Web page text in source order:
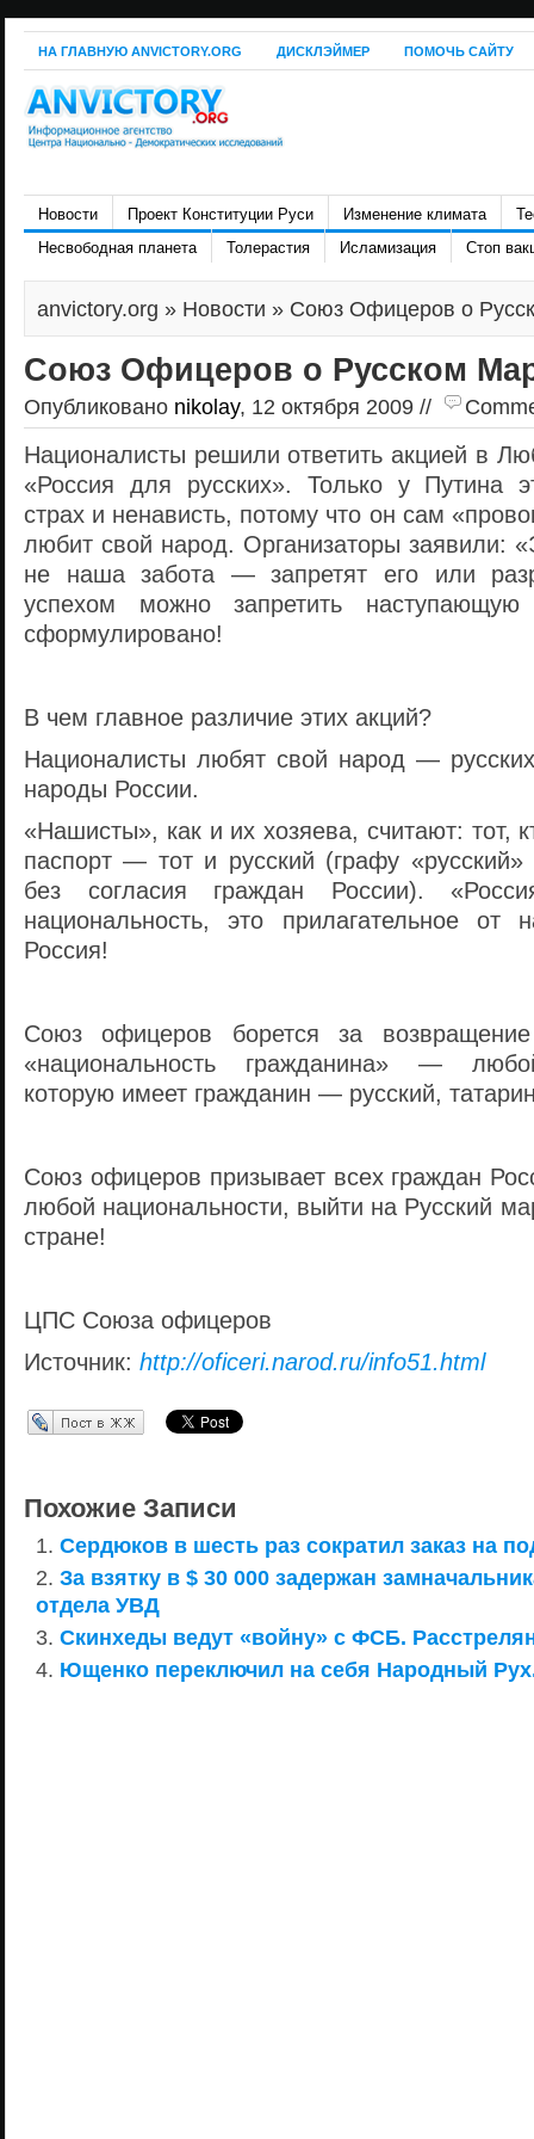
НА ГЛАВНУЮ ANVICTORY.ORG ДИСКЛЭЙМЕР ПОМОЧЬ САЙТУ
Новости Проект Конституции Руси Изменение климата
Несвободная планета
Толерастия Исламизация Стоп
anvictory.org » Новости » Союз Офицеров о
Союз Офицеров о Русском
Опубликовано nikolay, 12 октября 2009 //
Националисты решили ответить акцией в
«Россия для русских». Только у Путина
страх и ненависть, потому что он сам
любит свой народ. Организаторы заявили:
не наша забота — запретят его или
успехом можно запретить
сформулировано!
В чем главное различие этих акций?
Националисты любят свой народ —
народы России.
«Нашисты», как и их хозяева, считают: тот,
паспорт — тот и русский (графу «русский»
без согласия граждан России).
национальность, это прилагательное
Россия!
Союз офицеров борется за
«национальность гражданина» —
которую имеет гражданин — русский,
Союз офицеров призывает всех граждан
любой национальности, выйти на Русский
стране!
ЦПС Союза офицеров
Источник: http://oficeri.narod.ru/info51.html
Перепост в ЖЖ
Похожие Записи
Сердюков в шесть раз сократил заказ на
За взятку в $ 30 000 задержан
отдела УВД
Скинхеды ведут «войну» с ФСБ.
Ющенко переключил на себя Народный